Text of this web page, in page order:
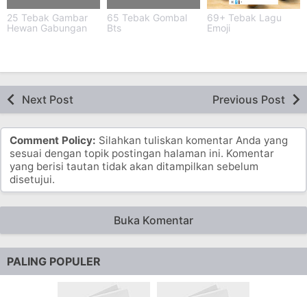
25 Tebak Gambar
Hewan Gabungan
65 Tebak Gombal
Bts
69+ Tebak Lagu
Emoji
Next Post Previous Post
Comment Policy: Silahkan tuliskan komentar Anda yang
sesuai dengan topik postingan halaman ini. Komentar
yang berisi tautan tidak akan ditampilkan sebelum
disetujui.
Buka Komentar
PALING POPULER